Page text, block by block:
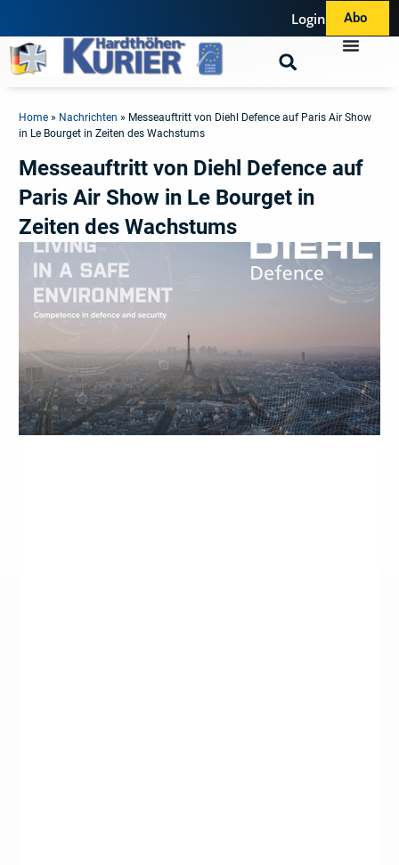
Login Abo
Home » Nachrichten » Messeauftritt von Diehl Defence auf Paris Air Show
in Le Bourget in Zeiten des Wachstums
Messeauftritt von Diehl Defence auf
Paris Air Show in Le Bourget in
Zeiten des Wachstums